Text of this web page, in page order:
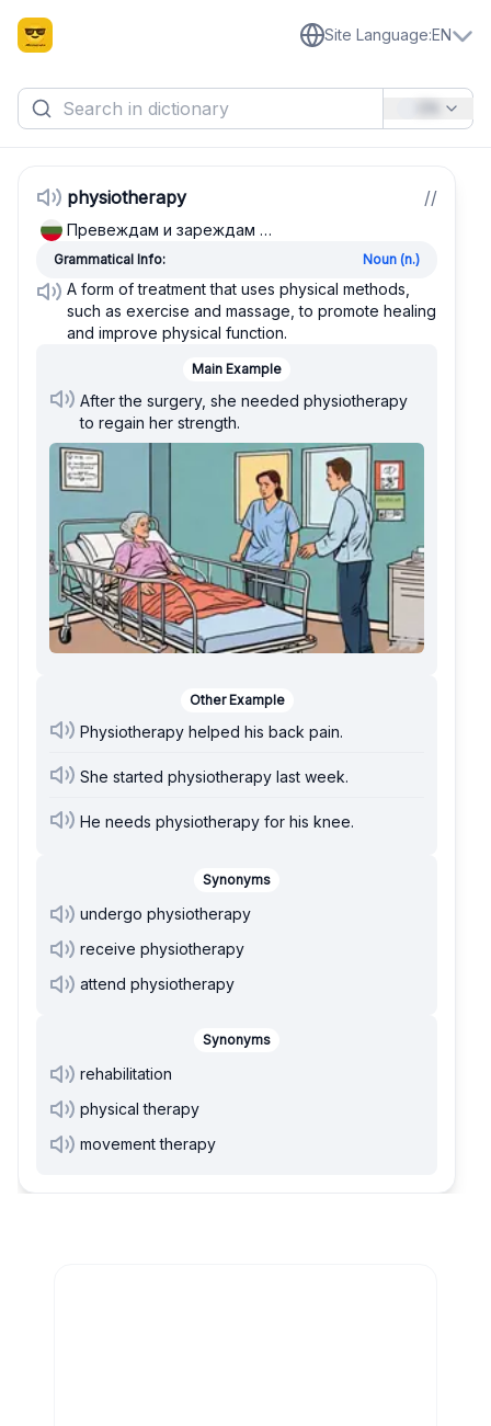
Site Language:EN
physiotherapy //
Превеждам и зареждам …
Grammatical Info: Noun (n.)
A form of treatment that uses physical methods,
such as exercise and massage, to promote healing
and improve physical function.
Main Example
After the surgery, she needed physiotherapy
to regain her strength.
Other Example
Physiotherapy helped his back pain.
She started physiotherapy last week.
He needs physiotherapy for his knee.
Synonyms
undergo physiotherapy
receive physiotherapy
attend physiotherapy
Synonyms
rehabilitation
physical therapy
movement therapy